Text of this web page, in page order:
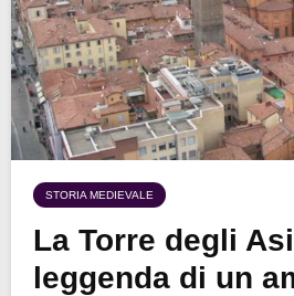
STORIA MEDIEVALE
La Torre degli
leggenda di un